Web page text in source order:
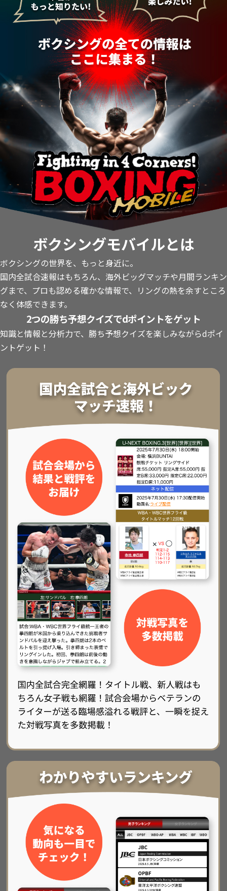
ボクシングモバイルとは
ボクシングの世界を、もっと身近に。
国内全試合速報はもちろん、海外ビッグマッチや月間ランキン
グまで、プロも認める確かな情報で、リングの熱を余すところ
なく体感できます。
2つの勝ち予想クイズでdポイントをゲット
知識と情報と分析力で、勝ち予想クイズを楽しみながらdポイ
ントゲット！